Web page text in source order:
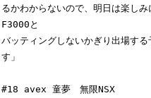
るかわからないので、明日は楽し
F3000と
バッティングしないかぎり出場す
す」
#18 avex 童夢　無限NSX